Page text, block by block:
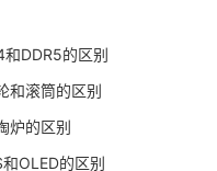
和DDR5的区别
和滚筒的区别
炉的区别
OLED的区别